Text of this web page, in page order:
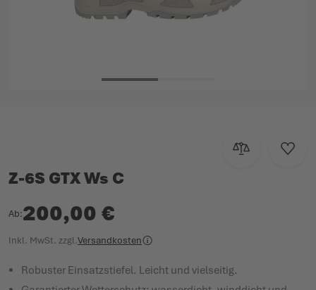
Zur Zur
Z-6S GTX Ws C
Ab 200,00 €
Inkl. MwSt. zzgl.Versandkosten
Robuster Einsatzstiefel. Leicht und vielseitig.